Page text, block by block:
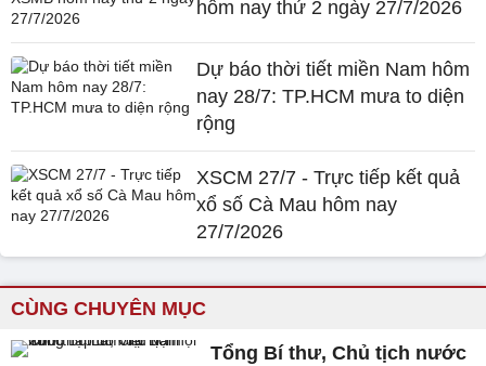
hôm nay thứ 2 ngày 27/7/2026
Dự báo thời tiết miền Nam hôm
nay 28/7: TP.HCM mưa to diện
rộng
XSCM 27/7 - Trực tiếp kết quả
xổ số Cà Mau hôm nay
27/7/2026
CÙNG CHUYÊN MỤC
Tổng Bí thư, Chủ tịch nước